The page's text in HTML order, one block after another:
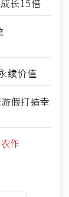
长15倍
续价值
假打造幸
作